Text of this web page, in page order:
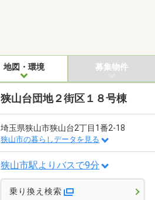
地図・環境 募集物件
狭山台団地２街区１８号棟
埼玉県狭山市狭山台2丁目1番2-18
狭山市の暮らしデータを見る
狭山市駅よりバスで9分
乗り換え検索